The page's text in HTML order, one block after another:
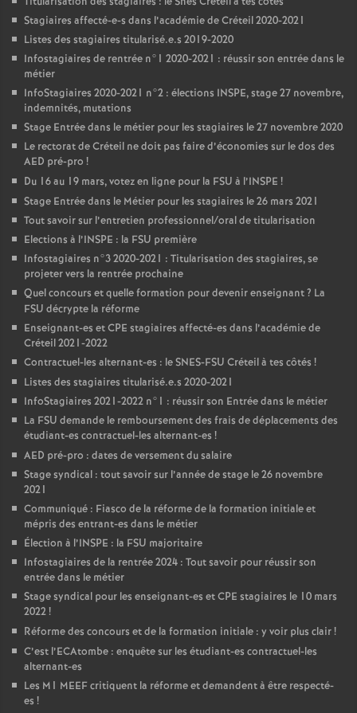
Stagiaires affecté-e-s dans l’académie de Créteil 2020-2021
Listes des stagiaires titularisé.e.s 2019-2020
Infostagiaires de rentrée n°1 2020-2021 : réussir son entrée dans le
métier
InfoStagiaires 2020-2021 n°2 : élections INSPE, stage 27 novembre,
indemnités, mutations
Stage Entrée dans le métier pour les stagiaires le 27 novembre 2020
Le rectorat de Créteil ne doit pas faire d’économies sur le dos des
AED pré-pro !
Du 16 au 19 mars, votez en ligne pour la FSU à l’INSPE !
Stage Entrée dans le Métier pour les stagiaires le 26 mars 2021
Tout savoir sur l’entretien professionnel/oral de titularisation
Elections à l’INSPE : la FSU première
Infostagiaires n°3 2020-2021 : Titularisation des stagiaires, se
projeter vers la rentrée prochaine
Quel concours et quelle formation pour devenir enseignant? La
FSU décrypte la réforme
Enseignant-es etCPE stagiaires affecté-es dans l’académie de
Créteil 2021-2022
Contractuel-les alternant-es : leSNES-FSU Créteil à tes côtés !
Listes des stagiaires titularisé.e.s 2020-2021
InfoStagiaires 2021-2022 n°1 : réussir son Entrée dans le métier
La FSU demande le remboursement des frais de déplacements des
étudiant-es contractuel-les alternant-es !
AED pré-pro : dates de versement du salaire
Stage syndical : tout savoir sur l’année de stage le 26 novembre
2021
Communiqué : Fiasco de la réforme de la formation initiale et
mépris des entrant-es dans le métier
Élection à l’INSPE : la FSU majoritaire
Infostagiaires de la rentrée 2024 : Tout savoir pour réussir son
entrée dans le métier
Stage syndical pour les enseignant-es etCPE stagiaires le 10 mars
2022!
Réforme des concours et de la formation initiale : y voir plus clair!
C’est l’ECAtombe : enquête sur les étudiant-es contractuel-les
alternant-es
Les M1 MEEFcritiquent la réforme et demandent à être respecté-
es !